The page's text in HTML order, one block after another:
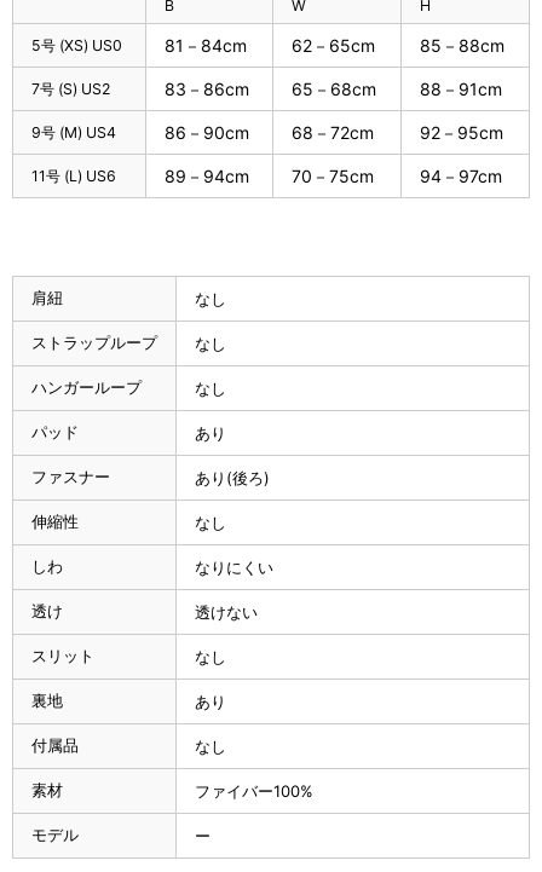
B W H
5号 (XS) US0 81－84cm 62－65cm 85－88cm
7号 (S) US2 83－86cm 65－68cm 88－91cm
9号 (M) US4 86－90cm 68－72cm 92－95cm
11号 (L) US6 89－94cm 70－75cm 94－97cm
肩紐 なし
ストラップループ なし
ハンガーループ なし
パッド あり
ファスナー あり(後ろ)
伸縮性 なし
しわ なりにくい
透け 透けない
スリット なし
裏地 あり
付属品 なし
素材 ファイバー100%
モデル ー